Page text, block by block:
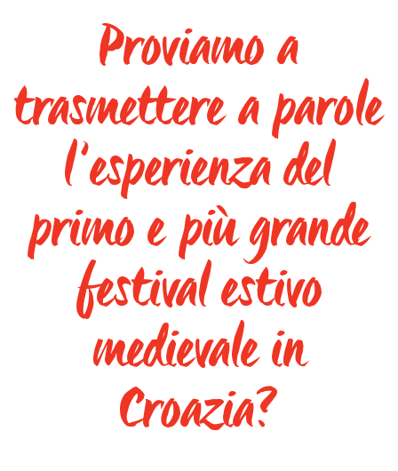
Proviamo a
trasmettere a parole
l’esperienza del
primo e più grande
festival estivo
medievale in
Croazia?